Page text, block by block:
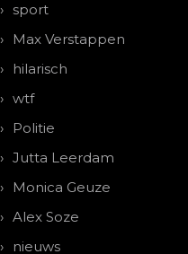
sport
Max Verstappen
hilarisch
wtf
Politie
Jutta Leerdam
Monica Geuze
Alex Soze
nieuws